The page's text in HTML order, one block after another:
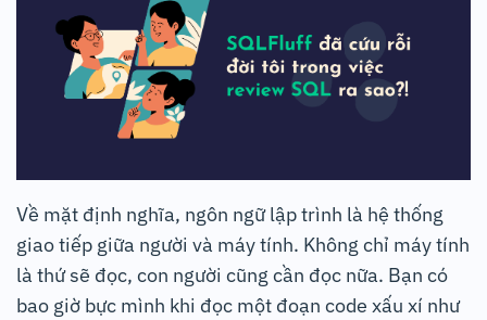
Về mặt định nghĩa, ngôn ngữ lập trình là hệ thống
giao tiếp giữa người và máy tính. Không chỉ máy tính
là thứ sẽ đọc, con người cũng cần đọc nữa. Bạn có
bao giờ bực mình khi đọc một đoạn code xấu xí như